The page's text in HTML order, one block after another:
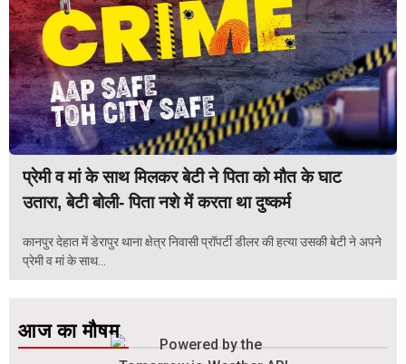
प्रेमी व मां के साथ मिलकर बेटी ने पिता को मौत के घाट
उतारा, बेटी बोली- पिता नशे में करता था दुष्कर्म
कानपुर देहात में डेरापुर थाना क्षेत्र निवासी प्रॉपर्टी डीलर की हत्या उसकी बेटी ने अपने
प्रेमी व मां के साथ...
आज का मौषम